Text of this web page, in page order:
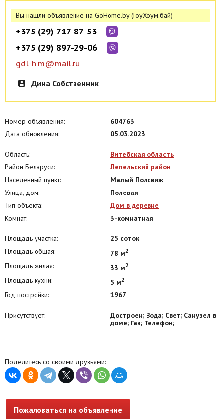
Вы нашли объявление на GoHome.by (ГоуХоум.бай)
+375 (29) 717-87-53
+375 (29) 897-29-06
gdl-him@mail.ru
Дина Собственник
Номер объявления:
604763
Дата обновления:
05.03.2023
Область:
Витебская область
Район Беларуси:
Лепельский район
Населенный пункт:
Малый Полсвиж
Улица, дом:
Полевая
Тип объекта:
Дом в деревне
Комнат:
3-комнатная
Площадь участка:
25 соток
Площадь общая:
78 м2
Площадь жилая: 33 м2
Площадь кухни: 5 м2
Год постройки: 1967
Присутствует:
Достроен; Вода; Свет; Санузел в
доме; Газ; Телефон;
Поделитесь со своими друзьями:
Пожаловаться на объявление